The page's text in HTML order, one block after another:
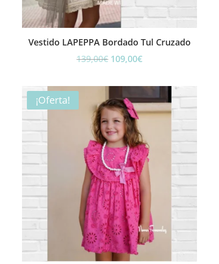
Vestido LAPEPPA Bordado Tul Cruzado
139,00€ El
original
era:
139,00€.
109,00€El
actual
es:
109,00€.
¡Oferta!